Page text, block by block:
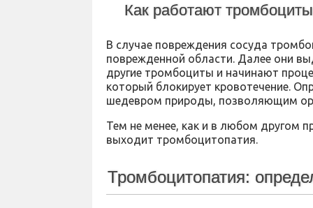
Как работают
В случае повреждения сосуда
поврежденной области. Далее они
другие тромбоциты и начинают
который блокирует кровотечение.
шедевром природы, позволяющим
Тем не менее, как и в любом другом
выходит тромбоцитопатия.
Тромбоцитопатия: